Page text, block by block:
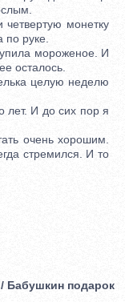
монетку
руке.
мороженое. И
осталось.
целую неделю
И до сих пор я
очень хорошим.
стремился. И то
Бабушкин подарок